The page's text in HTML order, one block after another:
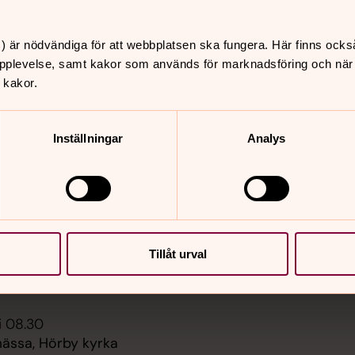
är nödvändiga för att webbplatsen ska fungera. Här finns
samt kakor som används för marknadsföring och
Inställningar Analys
Tillåt urval
kyrka
med afternoon tea,
Fulltofta
08.30
Hörby kyrka
Kyrkobladet, kalender
Personal
Hörby församlings